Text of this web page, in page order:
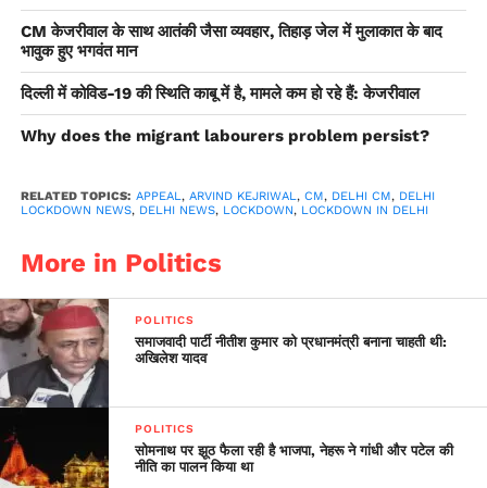
I appeal to people to
adhere to the norms of
the lockdown in Delhi
which has been imposed
to contain
#CoronavirusPandemic.
We will tighten the
restriction on public
movement from
tomorrow. I request
people to stay home:
Chief Minister Arvind
Kejriwal
CM केजरीवाल के साथ आतंकी जैसा व्यवहार, तिहाड़ जेल में मुलाकात के बाद
भावुक हुए भगवंत मान
दिल्ली में कोविड-19 की स्थिति काबू में है, मामले कम हो रहे हैं: केजरीवाल
Why does the migrant labourers problem persist?
RELATED TOPICS: APPEAL, ARVIND KEJRIWAL, CM, DELHI CM, DELHI
LOCKDOWN NEWS, DELHI NEWS, LOCKDOWN, LOCKDOWN IN DELHI
More in Politics
POLITICS
समाजवादी पार्टी नीतीश कुमार को प्रधानमंत्री बनाना चाहती थी:
अखिलेश यादव
POLITICS
सोमनाथ पर झूठ फैला रही है भाजपा, नेहरू ने गांधी और पटेल की
नीति का पालन किया था